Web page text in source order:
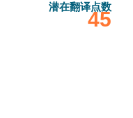
潜在翻译点数
‎45